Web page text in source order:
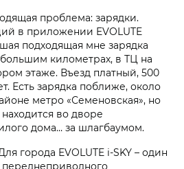
проблема: зарядки.
в приложении EVOLUTE
подходящая мне зарядка
километрах, в ТЦ на
этаже. Въезд платный, 500
Есть зарядка поближе, около
метро «Семеновская», но
во дворе
дома… за шлагбаумом.
города EVOLUTE i‑SKY – один